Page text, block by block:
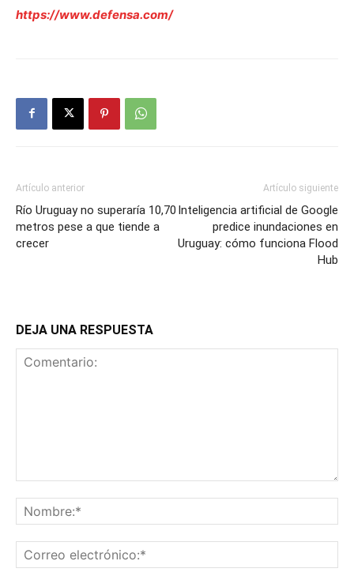
https://www.defensa.com/
Artículo anterior
Río Uruguay no superaría 10,70
metros pese a que tiende a
crecer
Artículo siguiente
Inteligencia artificial de Google
predice inundaciones en
Uruguay: cómo funciona Flood
Hub
DEJA UNA RESPUESTA